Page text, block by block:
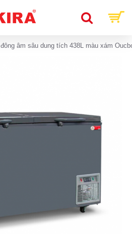
âm sâu dung tích 438L màu xám